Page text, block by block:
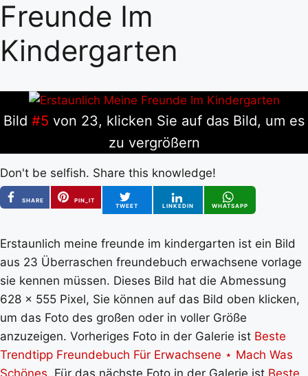
Freunde Im
Kindergarten
Bild #5 von 23, klicken Sie auf das Bild, um es
zu vergrößern
Don't be selfish. Share this knowledge!
SHARE
PIN_IT
TWEET
LINKEDIN WHATSAPP
Erstaunlich meine freunde im kindergarten ist ein Bild
aus 23 Überraschen freundebuch erwachsene vorlage
sie kennen müssen. Dieses Bild hat die Abmessung
628 x 555 Pixel, Sie können auf das Bild oben klicken,
um das Foto des großen oder in voller Größe
anzuzeigen. Vorheriges Foto in der Galerie ist Beste
Trendtipp Freundebuch Für Erwachsene ⋆ Mach Was
Schönes. Für das nächste Foto in der Galerie ist Beste